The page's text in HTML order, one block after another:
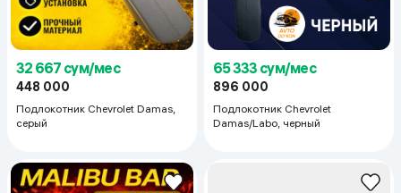
32 667 сум/мес
448 000
Подлокотник Chevrolet Damas,
серый
65 333 сум/мес
896 000
Подлокотник Chevrolet
Damas/Labo, черный